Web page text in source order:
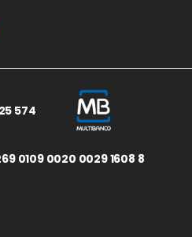
574
0109 0020 0029 1608 8